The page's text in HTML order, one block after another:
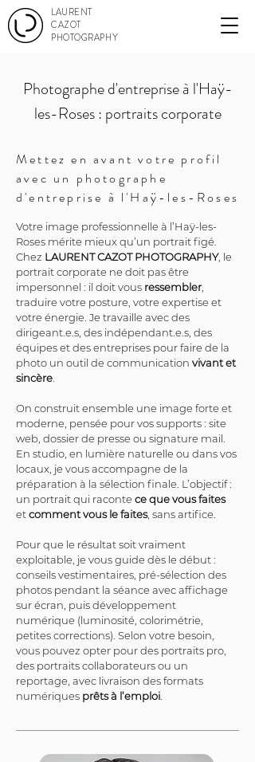
LAURENT
CAZOT
PHOTOGRAPHY
Photographe d'entreprise à l'Haÿ-
les-Roses : portraits corporate
Mettez en avant votre profil
avec un photographe
d'entreprise à l'Haÿ-les-Roses
Votre image professionnelle à l’Haÿ-les-
Roses mérite mieux qu’un portrait figé.
Chez LAURENT CAZOT PHOTOGRAPHY, le
portrait corporate ne doit pas être
impersonnel : il doit vous ressembler,
traduire votre posture, votre expertise et
votre énergie. Je travaille avec des
dirigeant.e.s, des indépendant.e.s, des
équipes et des entreprises pour faire de la
photo un outil de communication vivant et
sincère
On construit ensemble une image forte et
moderne, pensée pour vos supports : site
web, dossier de presse ou signature mail.
En studio, en lumière naturelle ou dans vos
locaux, je vous accompagne de la
préparation à la sélection finale. L’objectif :
un portrait qui raconte ce que vous faites
et comment vous le faites, sans artifice.
Pour que le résultat soit vraiment
exploitable, je vous guide dès le début :
conseils vestimentaires, pré-sélection des
photos pendant la séance avec affichage
sur écran, puis développement
numérique (luminosité, colorimétrie,
petites corrections). Selon votre besoin,
vous pouvez opter pour des portraits pro,
des portraits collaborateurs ou un
reportage, avec livraison des formats
numériques prêts à l’emploi